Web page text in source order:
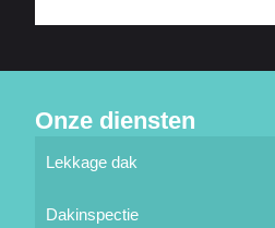
Onze diensten
Lekkage dak
Dakinspectie